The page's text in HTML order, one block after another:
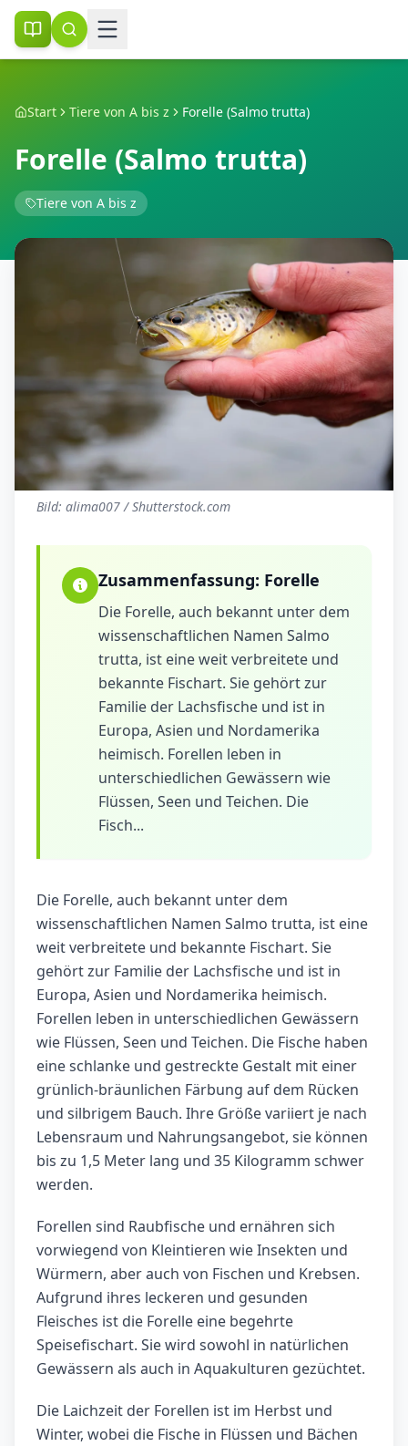
Start Tiere von A bis z Forelle (Salmo trutta)
Forelle (Salmo trutta)
Tiere von A bis z
Bild: alima007 / Shutterstock.com
Zusammenfassung: Forelle
Die Forelle, auch bekannt unter dem
wissenschaftlichen Namen Salmo
trutta, ist eine weit verbreitete und
bekannte Fischart. Sie gehört zur
Familie der Lachsfische und ist in
Europa, Asien und Nordamerika
heimisch. Forellen leben in
unterschiedlichen Gewässern wie
Flüssen, Seen und Teichen. Die
Fisch...
Die Forelle, auch bekannt unter dem
wissenschaftlichen Namen Salmo trutta, ist eine
weit verbreitete und bekannte Fischart. Sie
gehört zur Familie der Lachsfische und ist in
Europa, Asien und Nordamerika heimisch.
Forellen leben in unterschiedlichen Gewässern
wie Flüssen, Seen und Teichen. Die Fische haben
eine schlanke und gestreckte Gestalt mit einer
grünlich-bräunlichen Färbung auf dem Rücken
und silbrigem Bauch. Ihre Größe variiert je nach
Lebensraum und Nahrungsangebot, sie können
bis zu 1,5 Meter lang und 35 Kilogramm schwer
werden.
Forellen sind Raubfische und ernähren sich
vorwiegend von Kleintieren wie Insekten und
Würmern, aber auch von Fischen und Krebsen.
Aufgrund ihres leckeren und gesunden
Fleisches ist die Forelle eine begehrte
Speisefischart. Sie wird sowohl in natürlichen
Gewässern als auch in Aquakulturen gezüchtet.
Die Laichzeit der Forellen ist im Herbst und
Winter, wobei die Fische in Flüssen und Bächen